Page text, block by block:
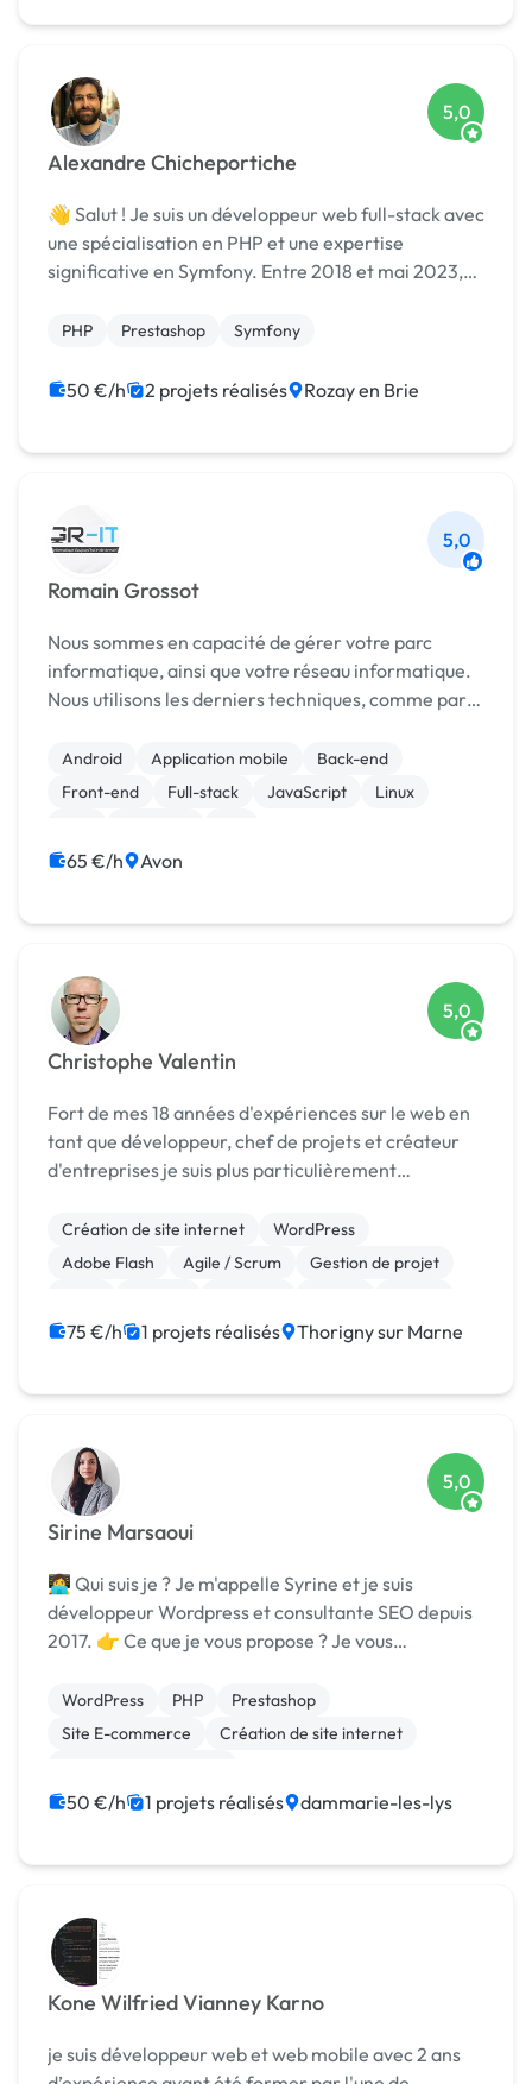
Alexandre Chicheportiche
5,0
👋 Salut ! Je suis un développeur web full-stack avec
une spécialisation en PHP et une expertise
significative en Symfony. Entre 2018 et mai 2023,
Holland Bikes, et unique développeur, où j'ai été en
PHP Prestashop Symfony
50 €/h 2 projets réalisés Rozay en Brie
Romain Grossot
5,0
Nous sommes en capacité de gérer votre parc
informatique, ainsi que votre réseau informatique.
Nous utilisons les derniers techniques, comme par
notre façon de faire. Nous sommes aussi en
capacité de ré...
Android Application mobile
Back-end
Front-end
Full-stack JavaScript
Linux
65 €/h Avon
Christophe Valentin
5,0
Fort de mes 18 années d'expériences sur le web en
tant que développeur, chef de projets et créateur
d'entreprises je suis plus particulièrement
dans les projets "from scratch" complexes et très
or...
Création de site internet
WordPress
Adobe Flash
Agile / Scrum
Gestion de projet
75 €/h 1 projets réalisés Thorigny sur Marne
Sirine Marsaoui
5,0
👩‍💻 Qui suis je ? Je m'appelle Syrine et je suis
développeur Wordpress et consultante SEO depuis
2017. 👉 Ce que je vous propose ? Je vous
Worpress ou Prestashop optimisé en SEO pour vous
ga...
WordPress PHP
Prestashop
Site E-commerce
Création de site internet
50 €/h 1 projets réalisés dammarie-les-lys
Kone Wilfried Vianney Karno
je suis développeur web et web mobile avec 2 ans